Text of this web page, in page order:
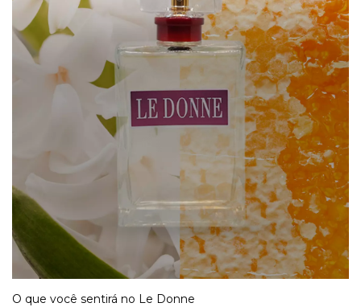
O que você sentirá no Le Donne